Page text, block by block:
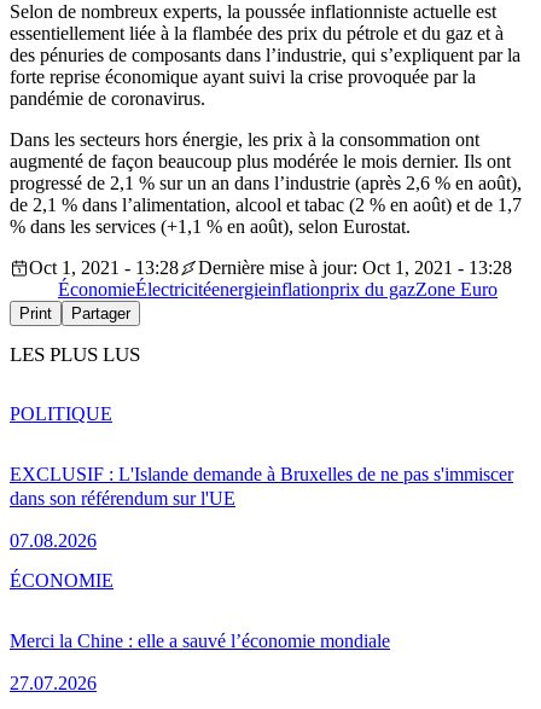
Selon de nombreux experts, la poussée inflationniste actuelle est
essentiellement liée à la flambée des prix du pétrole et du gaz et à
des pénuries de composants dans l’industrie, qui s’expliquent par la
forte reprise économique ayant suivi la crise provoquée par la
pandémie de coronavirus.
Dans les secteurs hors énergie, les prix à la consommation ont
augmenté de façon beaucoup plus modérée le mois dernier. Ils ont
progressé de 2,1 % sur un an dans l’industrie (après 2,6 % en août),
de 2,1 % dans l’alimentation, alcool et tabac (2 % en août) et de 1,7
% dans les services (+1,1 % en août), selon Eurostat.
Oct 1, 2021 - 13:28
Dernière mise à jour: Oct 1, 2021 - 13:28
ÉconomieÉlectricitéenergieinflationprix du gazZone Euro
Print Partager
LES PLUS LUS
EXCLUSIF : L'Islande demande à Bruxelles de ne pas s'immiscer
dans son référendum sur l'UE
07.08.2026
POLITIQUE
Merci la Chine : elle a sauvé l’économie mondiale
27.07.2026
ÉCONOMIE